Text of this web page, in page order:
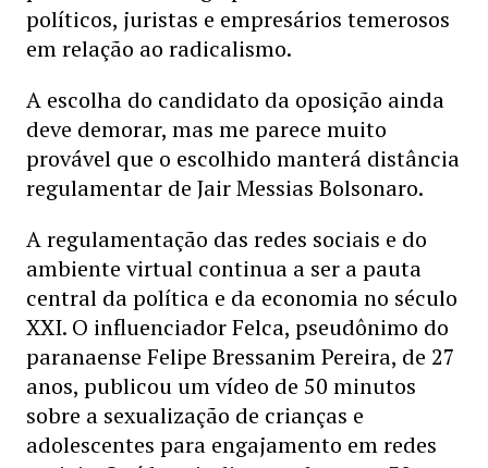
políticos, juristas e empresários temerosos
em relação ao radicalismo.
A escolha do candidato da oposição ainda
deve demorar, mas me parece muito
provável que o escolhido manterá distância
regulamentar de Jair Messias Bolsonaro.
A regulamentação das redes sociais e do
ambiente virtual continua a ser a pauta
central da política e da economia no século
XXI. O influenciador Felca, pseudônimo do
paranaense Felipe Bressanim Pereira, de 27
anos, publicou um vídeo de 50 minutos
sobre a sexualização de crianças e
adolescentes para engajamento em redes